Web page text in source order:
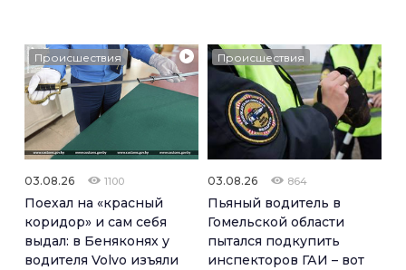
Происшествия
03.08.26 1100
Поехал на «красный
коридор» и сам себя
выдал: в Беняконях у
водителя Volvo изъяли
Происшествия
03.08.26 864
Пьяный водитель в
Гомельской области
пытался подкупить
инспекторов ГАИ – вот